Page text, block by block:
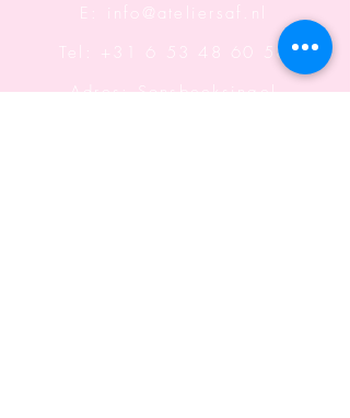
info@ateliersaf.nl
Tel: +31 6 53 48 60 58
Adres: Sonsbeeksingel